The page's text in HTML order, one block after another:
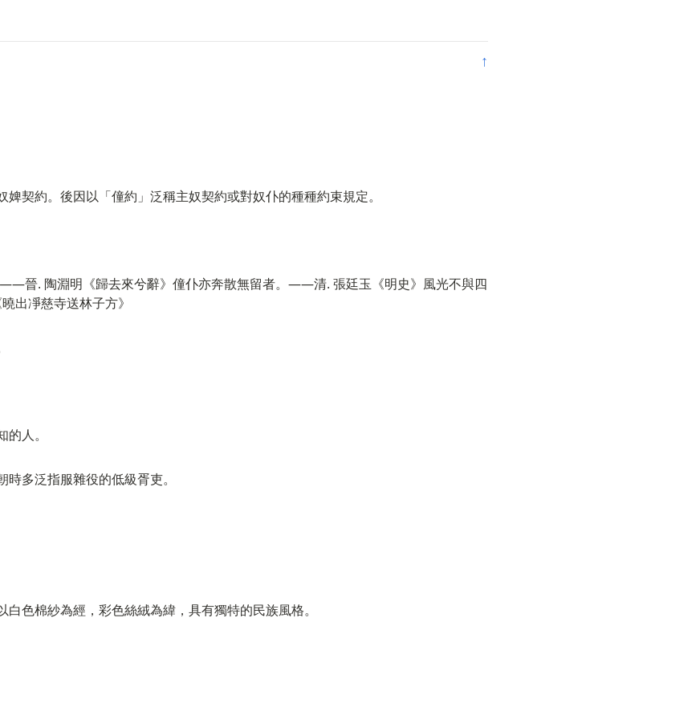
↑
婢契約。後因以「僮約」泛稱主奴契約或對奴仆的種種約束規定。
晉. 陶淵明《歸去來兮辭》僮仆亦奔散無留者。——清. 張廷玉《明史》風光不與四
出凈慈寺送林子方》
人。
多泛指服雜役的低級胥吏。
白色棉紗為經，彩色絲絨為緯，具有獨特的民族風格。